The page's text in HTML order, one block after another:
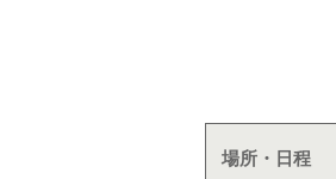
場所・日程